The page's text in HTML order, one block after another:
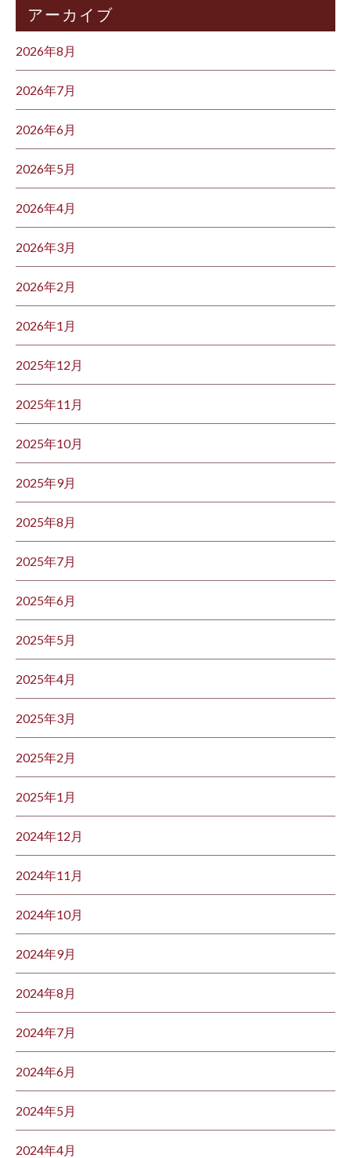
アーカイブ
2026年8月
2026年7月
2026年6月
2026年5月
2026年4月
2026年3月
2026年2月
2026年1月
2025年12月
2025年11月
2025年10月
2025年9月
2025年8月
2025年7月
2025年6月
2025年5月
2025年4月
2025年3月
2025年2月
2025年1月
2024年12月
2024年11月
2024年10月
2024年9月
2024年8月
2024年7月
2024年6月
2024年5月
2024年4月